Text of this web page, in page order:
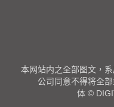
本网站内之全部图文，
公司同意不得将全
体 ©